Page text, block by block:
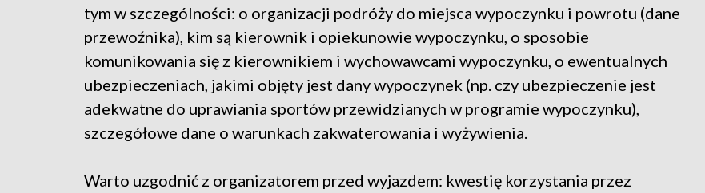
tym w szczególności: o organizacji podróży do miejsca wypoczynku i powrotu (dane
przewoźnika), kim są kierownik i opiekunowie wypoczynku, o sposobie
komunikowania się z kierownikiem i wychowawcami wypoczynku, o ewentualnych
ubezpieczeniach, jakimi objęty jest dany wypoczynek (np. czy ubezpieczenie jest
adekwatne do uprawiania sportów przewidzianych w programie wypoczynku),
szczegółowe dane o warunkach zakwaterowania i wyżywienia.
Warto uzgodnić z organizatorem przed wyjazdem: kwestię korzystania przez